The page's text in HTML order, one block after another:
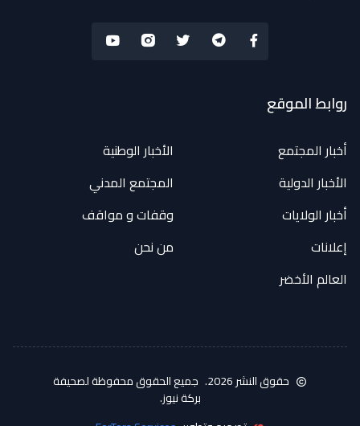
روابط الموقع
أخبار المجتمع
الأخبار الوطنية
الأخبار الدولية
المجتمع المدني
أخبار الولايات
وقفات و مواقف
إعلانات
من نحن
العالم الأخضر
حقوق النشر 2026.
جميع الحقوق محفوظة لصحيفة
بركة نيوز.